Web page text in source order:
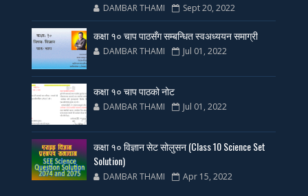
DAMBAR THAMI Sept 20, 2022
कक्षा १० चाप पाठसँग सम्बन्धित स्वअध्ययन समाग्री
DAMBAR THAMI Jul 01, 2022
कक्षा १० चाप पाठको नोट
DAMBAR THAMI Jul 01, 2022
कक्षा १० विज्ञान सेट सोलुसन (Class 10 Science Set
Solution)
DAMBAR THAMI Apr 15, 2022